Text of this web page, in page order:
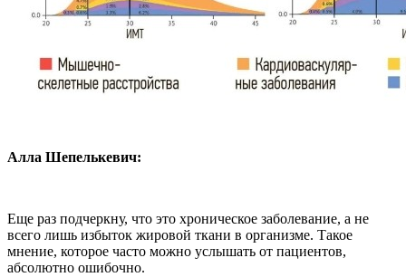
Алла Шепелькевич:
Еще раз подчеркну, что это хроническое заболевание, а не
всего лишь избыток жировой ткани в организме. Такое
мнение, которое часто можно услышать от пациентов,
абсолютно ошибочно.